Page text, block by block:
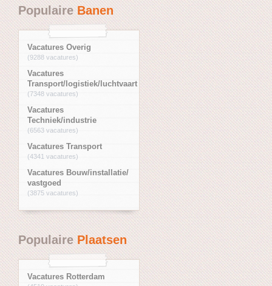
PopulaireBanen
Vacatures Overig
(9288 vacatures)
Vacatures
Transport/logistiek/luchtvaart
(7348 vacatures)
Vacatures
Techniek/industrie
(6563 vacatures)
Vacatures Transport
(4341 vacatures)
Vacatures Bouw/installatie/
vastgoed
(3875 vacatures)
PopulairePlaatsen
Vacatures Rotterdam